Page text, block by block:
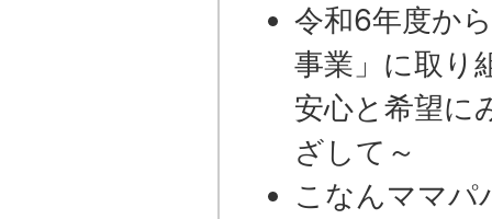
令和6年度か
事業」に取り
安心と希望に
ざして～
こなんママパ